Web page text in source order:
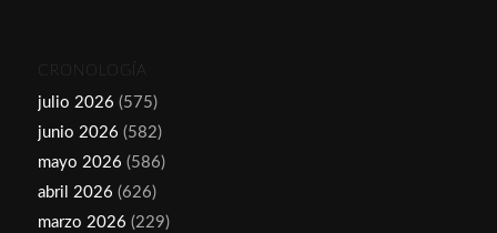
CRONOLOGÍA
julio 2026 (575)
junio 2026 (582)
mayo 2026 (586)
abril 2026 (626)
marzo 2026 (229)